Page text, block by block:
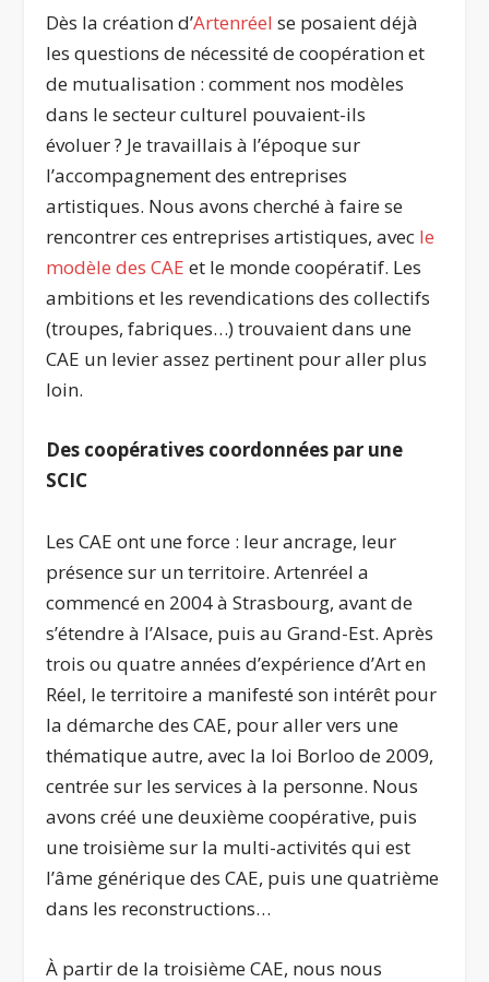
Dès la création d’Artenréel se posaient déjà
les questions de nécessité de coopération et
de mutualisation : comment nos modèles
dans le secteur culturel pouvaient-ils
évoluer ? Je travaillais à l’époque sur
l’accompagnement des entreprises
artistiques. Nous avons cherché à faire se
rencontrer ces entreprises artistiques, avec le
modèle des CAE et le monde coopératif. Les
ambitions et les revendications des collectifs
(troupes, fabriques…) trouvaient dans une
CAE un levier assez pertinent pour aller plus
loin.
Des coopératives coordonnées par une
SCIC
Les CAE ont une force : leur ancrage, leur
présence sur un territoire. Artenréel a
commencé en 2004 à Strasbourg, avant de
s’étendre à l’Alsace, puis au Grand-Est. Après
trois ou quatre années d’expérience d’Art en
Réel, le territoire a manifesté son intérêt pour
la démarche des CAE, pour aller vers une
thématique autre, avec la loi Borloo de 2009,
centrée sur les services à la personne. Nous
avons créé une deuxième coopérative, puis
une troisième sur la multi-activités qui est
l’âme générique des CAE, puis une quatrième
dans les reconstructions…
À partir de la troisième CAE, nous nous